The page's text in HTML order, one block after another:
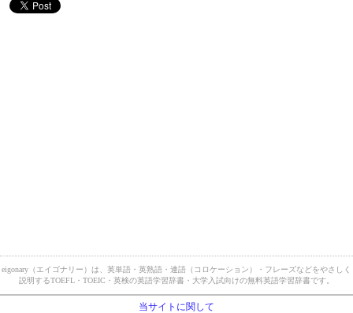
eigonary（エイゴナリー）は、英単語・英熟語・連語（コロケーション）・フレーズなどをやさしく
説明するTOEFL・TOEIC・英検の英語学習辞書・大学入試向けの無料英語学習辞書です。
当サイトに関して